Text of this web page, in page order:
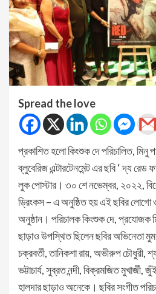
Spread the love
প্রকাশিত হলো কিংশুক দে পরিচালিত, মিনু
ব্লুবেরিজ এন্টারটেনমেন্ট এর ছবি ‘ দ্য
লুক পোস্টার। ৩০ শে নভেম্বর, ২০২২,
ড্রিংকস – এ অনুষ্ঠিত হয় এই ছবির লোগো ও
অনুষ্ঠান। পরিচালক কিংশুক দে, প্রযোজক
ছাড়াও উপস্থিত ছিলেন ছবির অভিনেতা
চক্রবর্তী, তানিকশা রায়, অভীরুপ চৌধুরী,
ভট্টাচার্য, সুব্রত নন্দী, বিক্রমজিত মুখার্জী,
হালদার ছাড়াও অনেকে। ছবির সংগীত